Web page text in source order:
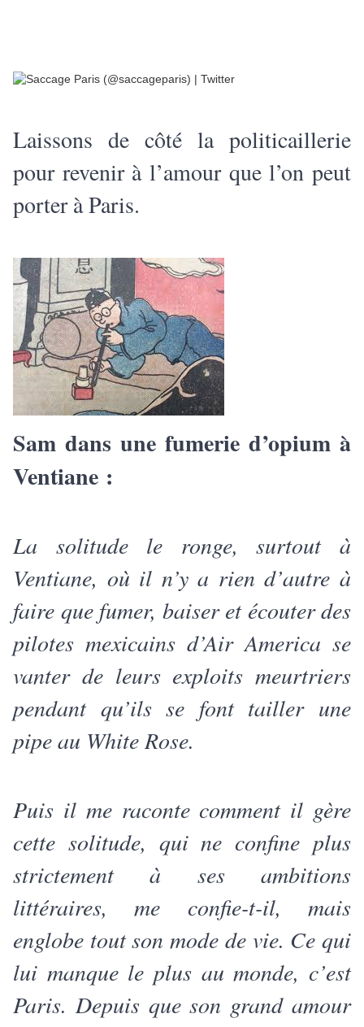
Laissons de côté la politicaillerie
pour revenir à l’amour que l’on peut
porter à Paris.
Sam dans une fumerie d’opium à
Ventiane :
La solitude le ronge, surtout à
Ventiane, où il n’y a rien d’autre à
faire que fumer, baiser et écouter des
pilotes mexicains d’Air America se
vanter de leurs exploits meurtriers
pendant qu’ils se font tailler une
pipe au White Rose.
Puis il me raconte comment il gère
cette solitude, qui ne confine plus
strictement à ses ambitions
littéraires, me confie-t-il, mais
englobe tout son mode de vie. Ce qui
lui manque le plus au monde, c’est
Paris. Depuis que son grand amour